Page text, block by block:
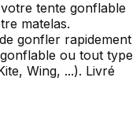
tente gonflable
matelas.
gonfler rapidement
ou tout type
Wing, ...). Livré